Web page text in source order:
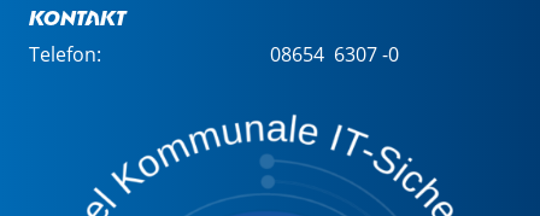
Kontakt
Telefon: 08654 6307 -0